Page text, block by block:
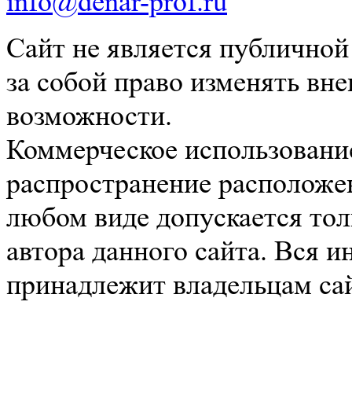
Сайт не является
за собой право изменять
возможности.
Коммерческое
распространение
любом виде допускается
автора данного сайта. Вся
принадлежит владельцам